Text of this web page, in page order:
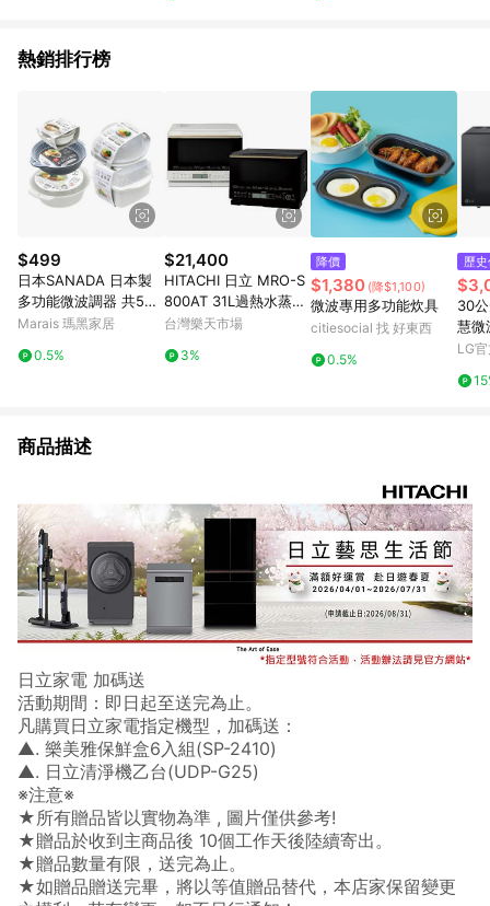
熱銷排行榜
$499
日本SANADA 日本製
多功能微波調器 共5入
(五款各一)
Marais 瑪黑家居
0.5%
$21,400
HITACHI 日立 MRO-S
800AT 31L過熱水蒸氣
烘烤微波爐 MROS800
台灣樂天市場
3%
降價
$1,380 (降$1,100)
微波專用多功能炊具
citiesocial 找 好東西
0.5%
歷
30
慧微
LG
商品描述
日立家電 加碼送
活動期間：即日起至送完為止。
凡購買日立家電指定機型，加碼送：
▲. 樂美雅保鮮盒6入組(SP-2410)
▲. 日立清淨機乙台(UDP-G25)
※注意※
★所有贈品皆以實物為準 , 圖片僅供參考!
★贈品於收到主商品後 10個工作天後陸續寄出。
★贈品數量有限，送完為止。
★如贈品贈送完畢，將以等值贈品替代，本店家保留變更